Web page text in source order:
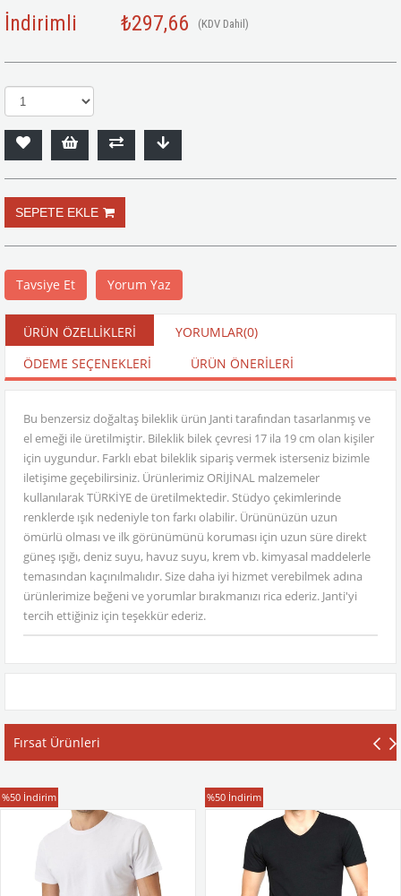
İndirimli ₺297,66 (KDV Dahil)
Tavsiye Et Yorum Yaz
ÜRÜN ÖZELLIKLERI YORUMLAR(0)
ÖDEME SEÇENEKLERI
ÜRÜN ÖNERILERI
Bu benzersiz doğaltaş bileklik ürün Janti tarafından tasarlanmış ve
el emeği ile üretilmiştir. Bileklik bilek çevresi 17 ila 19 cm olan kişiler
için uygundur. Farklı ebat bileklik sipariş vermek isterseniz bizimle
iletişime geçebilirsiniz. Ürünlerimiz ORİJİNAL malzemeler
kullanılarak TÜRKİYE de üretilmektedir. Stüdyo çekimlerinde
renklerde ışık nedeniyle ton farkı olabilir. Ürününüzün uzun
ömürlü olması ve ilk görünümünü koruması için uzun süre direkt
güneş ışığı, deniz suyu, havuz suyu, krem vb. kimyasal maddelerle
temasından kaçınılmalıdır. Size daha iyi hizmet verebilmek adına
ürünlerimize beğeni ve yorumlar bırakmanızı rica ederiz. Janti'yi
tercih ettiğiniz için teşekkür ederiz.
Fırsat Ürünleri
T-Shirt
%50 İndirim T-Shirt
%50 İndirim